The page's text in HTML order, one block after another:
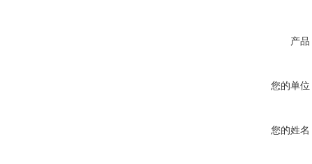
产品
您的单位
您的姓名